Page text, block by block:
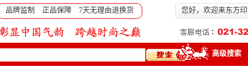
品牌监制 正品保障 7天无理由退换货 您好，欢迎来东方
高级搜索